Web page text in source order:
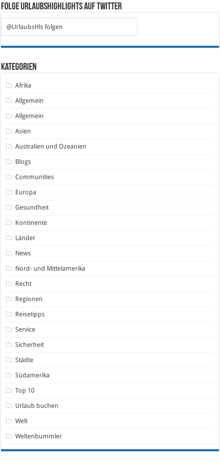
Folge Urlaubshighlights auf Twitter
@UrlaubsHls folgen
Kategorien
Afrika
Allgemein
Allgemein
Asien
Australien und Ozeanien
Blogs
Communities
Europa
Gesundheit
Kontinente
Länder
News
Nord- und Mittelamerika
Recht
Regionen
Reisetipps
Service
Sicherheit
Städte
Südamerika
Top 10
Urlaub buchen
Welt
Weltenbummler